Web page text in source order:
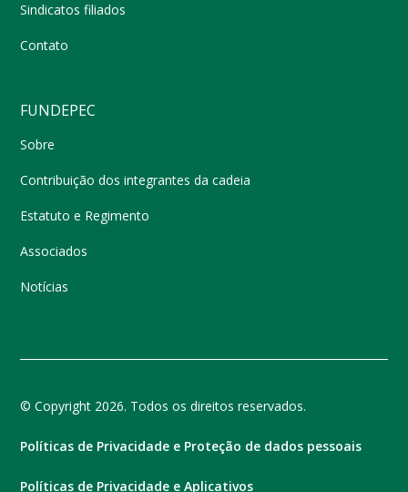
Sindicatos filiados
Contato
FUNDEPEC
Sobre
Contribuição dos integrantes da cadeia
Estatuto e Regimento
Associados
Notícias
© Copyright 2026. Todos os direitos reservados.
Políticas de Privacidade e Proteção de dados pessoais
Políticas de Privacidade e Aplicativos